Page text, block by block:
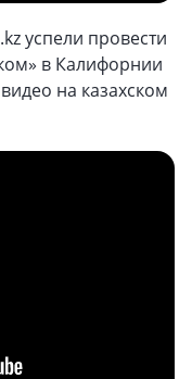
успели провести
в Калифорнии
на казахском